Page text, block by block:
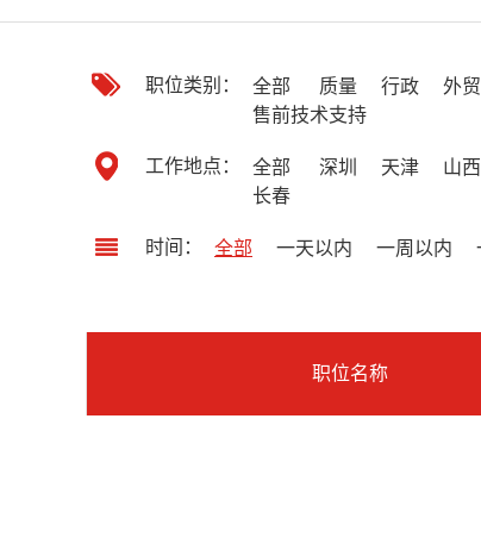
职位类别： 全部 质量 行政 外贸
售前技术支持
工作地点： 全部 深圳 天津 山西
长春
时间： 全部 一天以内 一周以内
职位名称